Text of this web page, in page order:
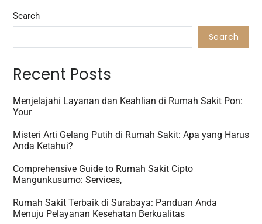
Search
Search
Recent Posts
Menjelajahi Layanan dan Keahlian di Rumah Sakit Pon:
Your
Misteri Arti Gelang Putih di Rumah Sakit: Apa yang Harus
Anda Ketahui?
Comprehensive Guide to Rumah Sakit Cipto
Mangunkusumo: Services,
Rumah Sakit Terbaik di Surabaya: Panduan Anda
Menuju Pelayanan Kesehatan Berkualitas